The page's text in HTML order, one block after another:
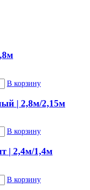
В корзину
| 2,8м/2,15м
В корзину
| 2,4м/1,4м
В корзину